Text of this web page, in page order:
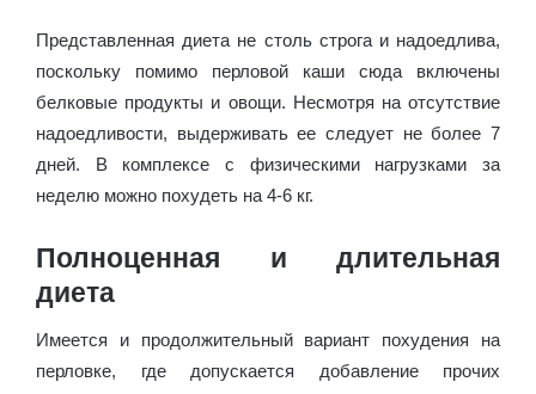
Представленная диета не столь строга и надоедлива,
поскольку помимо перловой каши сюда включены
белковые продукты и овощи. Несмотря на отсутствие
надоедливости, выдерживать ее следует не более 7
дней. В комплексе с физическими нагрузками за
неделю можно похудеть на 4-6 кг.
Полноценная и длительная
диета
Имеется и продолжительный вариант похудения на
перловке, где допускается добавление прочих